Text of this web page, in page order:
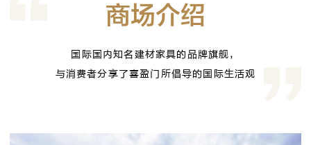
商场介绍
国际国内知名建材家具的品牌旗舰，
与消费者分享了喜盈门所倡导的国际生活观